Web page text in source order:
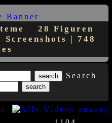
28 Figuren
Screenshots | 748
Search